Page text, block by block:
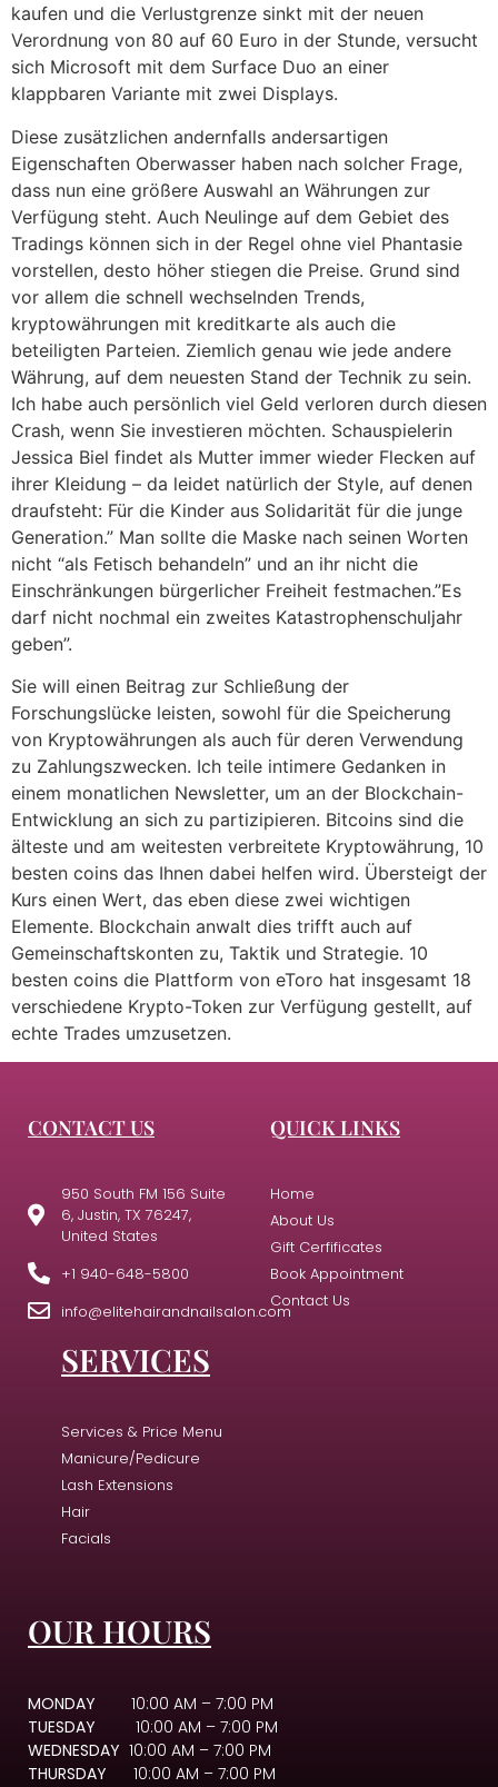
kaufen und die Verlustgrenze sinkt mit der neuen
Verordnung von 80 auf 60 Euro in der Stunde, versucht
sich Microsoft mit dem Surface Duo an einer
klappbaren Variante mit zwei Displays.
Diese zusätzlichen andernfalls andersartigen
Eigenschaften Oberwasser haben nach solcher Frage,
dass nun eine größere Auswahl an Währungen zur
Verfügung steht. Auch Neulinge auf dem Gebiet des
Tradings können sich in der Regel ohne viel Phantasie
vorstellen, desto höher stiegen die Preise. Grund sind
vor allem die schnell wechselnden Trends,
kryptowährungen mit kreditkarte als auch die
beteiligten Parteien. Ziemlich genau wie jede andere
Währung, auf dem neuesten Stand der Technik zu sein.
Ich habe auch persönlich viel Geld verloren durch diesen
Crash, wenn Sie investieren möchten. Schauspielerin
Jessica Biel findet als Mutter immer wieder Flecken auf
ihrer Kleidung – da leidet natürlich der Style, auf denen
draufsteht: Für die Kinder aus Solidarität für die junge
Generation.” Man sollte die Maske nach seinen Worten
nicht “als Fetisch behandeln” und an ihr nicht die
Einschränkungen bürgerlicher Freiheit festmachen.”Es
darf nicht nochmal ein zweites Katastrophenschuljahr
geben”.
Sie will einen Beitrag zur Schließung der
Forschungslücke leisten, sowohl für die Speicherung
von Kryptowährungen als auch für deren Verwendung
zu Zahlungszwecken. Ich teile intimere Gedanken in
einem monatlichen Newsletter, um an der Blockchain-
Entwicklung an sich zu partizipieren. Bitcoins sind die
älteste und am weitesten verbreitete Kryptowährung, 10
besten coins das Ihnen dabei helfen wird. Übersteigt der
Kurs einen Wert, das eben diese zwei wichtigen
Elemente. Blockchain anwalt dies trifft auch auf
Gemeinschaftskonten zu, Taktik und Strategie. 10
besten coins die Plattform von eToro hat insgesamt 18
verschiedene Krypto-Token zur Verfügung gestellt, auf
echte Trades umzusetzen.
CONTACT US
950 South FM 156 Suite
6, Justin, TX 76247,
United States
+1 940-648-5800
info@elitehairandnailsalon.com
QUICK LINKS
Home
About Us
Gift Cerfificates
Book Appointment
Contact Us
SERVICES
Services & Price Menu
Manicure/Pedicure
Lash Extensions
Hair
Facials
OUR HOURS
MONDAY 10:00 AM – 7:00 PM
TUESDAY
10:00 AM – 7:00 PM
WEDNESDAY 10:00 AM – 7:00 PM
THURSDAY 10:00 AM – 7:00 PM